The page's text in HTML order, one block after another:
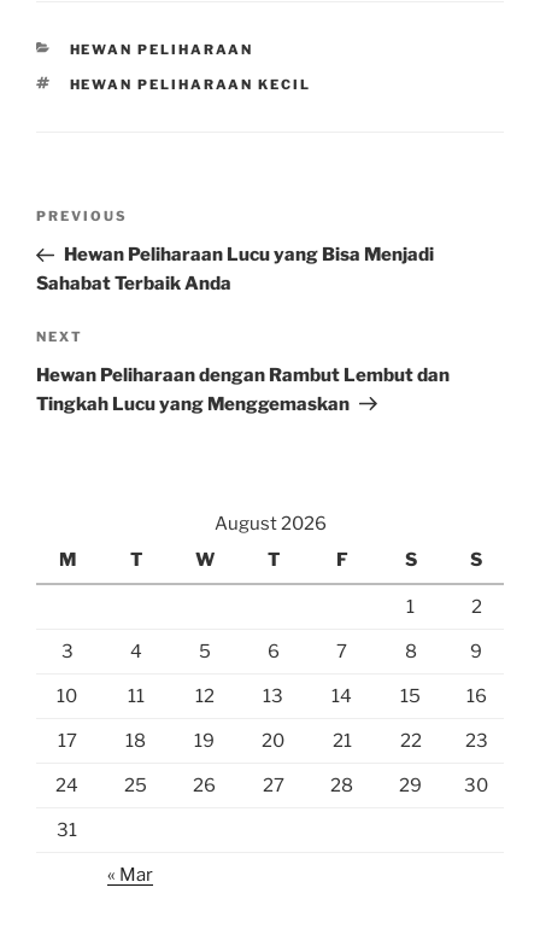
CATEGORIES
HEWAN PELIHARAAN
TAGS
HEWAN PELIHARAAN KECIL
Previous
Post
PREVIOUS
Hewan Peliharaan Lucu yang Bisa Menjadi
Sahabat Terbaik Anda
Next
Post
NEXT
Hewan Peliharaan dengan Rambut Lembut dan
Tingkah Lucu yang Menggemaskan
August 2026
M
T W T F S S
1 2
3 4 5 6 7 8 9
10 11 12 13 14 15 16
17 18 19 20 21 22 23
24 25 26 27 28 29 30
31
« Mar